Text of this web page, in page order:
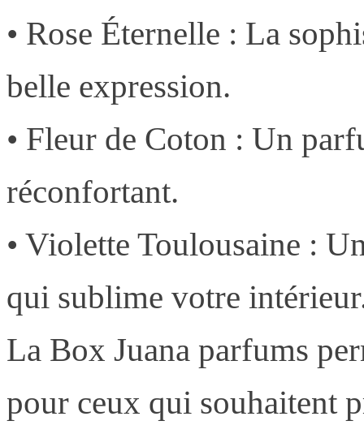
• Rose Éternelle : La
belle expression.
• Fleur de Coton : Un
réconfortant.
• Violette Toulousaine :
qui sublime votre
La Box Juana parfums
pour ceux qui souhaitent